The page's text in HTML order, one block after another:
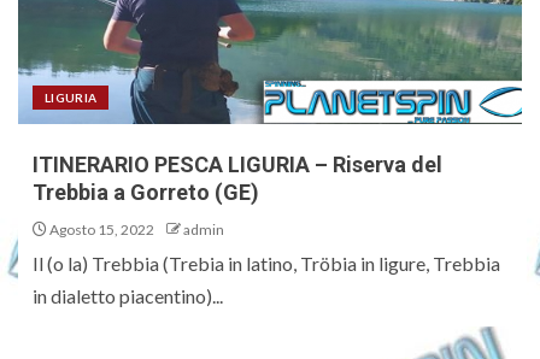
LIGURIA
ITINERARIO PESCA LIGURIA – Riserva del
Trebbia a Gorreto (GE)
Agosto 15, 2022 admin
Il (o la) Trebbia (Trebia in latino, Tröbia in ligure, Trebbia
in dialetto piacentino)...